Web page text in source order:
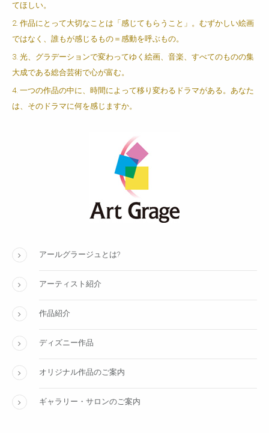
てほしい。
作品にとって大切なことは「感じてもらうこと」。むずかしい絵画
ではなく、誰もが感じるもの＝感動を呼ぶもの。
光、グラデーションで変わってゆく絵画、音楽、すべてのものの集
大成である総合芸術で心が富む。
一つの作品の中に、時間によって移り変わるドラマがある。あなた
は、そのドラマに何を感じますか。
アールグラージュとは?
アーティスト紹介
作品紹介
ディズニー作品
オリジナル作品のご案内
ギャラリー・サロンのご案内